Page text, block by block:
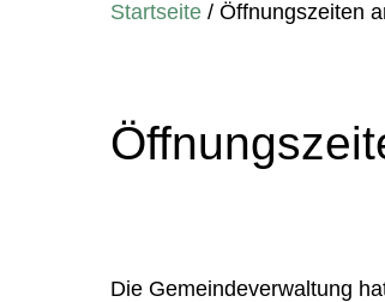
Startseite /Öffnungszeiten
Die Gemeindeverwaltung